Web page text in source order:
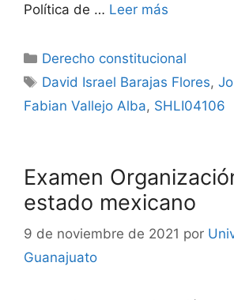
Política de … Leer más
Categorías
Derecho constitucional
Etiquetas
David Israel Barajas Flores,
Fabian Vallejo Alba, SHLI04106
Examen
estado mexicano
9 de noviembre de 2021 por
Guanajuato